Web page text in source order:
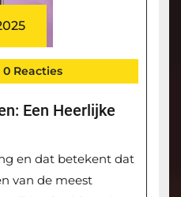
0 Reacties
Een Heerlijke
en dat betekent dat
van de meest